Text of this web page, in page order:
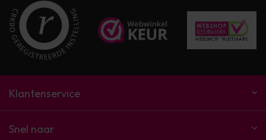
Klantenservice
Snel naar